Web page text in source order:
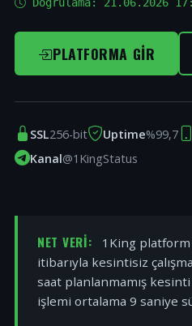
PLATFORMA GIR
SSL256-bit Uptime%99,7
Kanal@1KingStatus
NET VERI:
1King platform
itibarıyla kesintisiz
saat planlanmamış
işlemi ortalama 9 saniye